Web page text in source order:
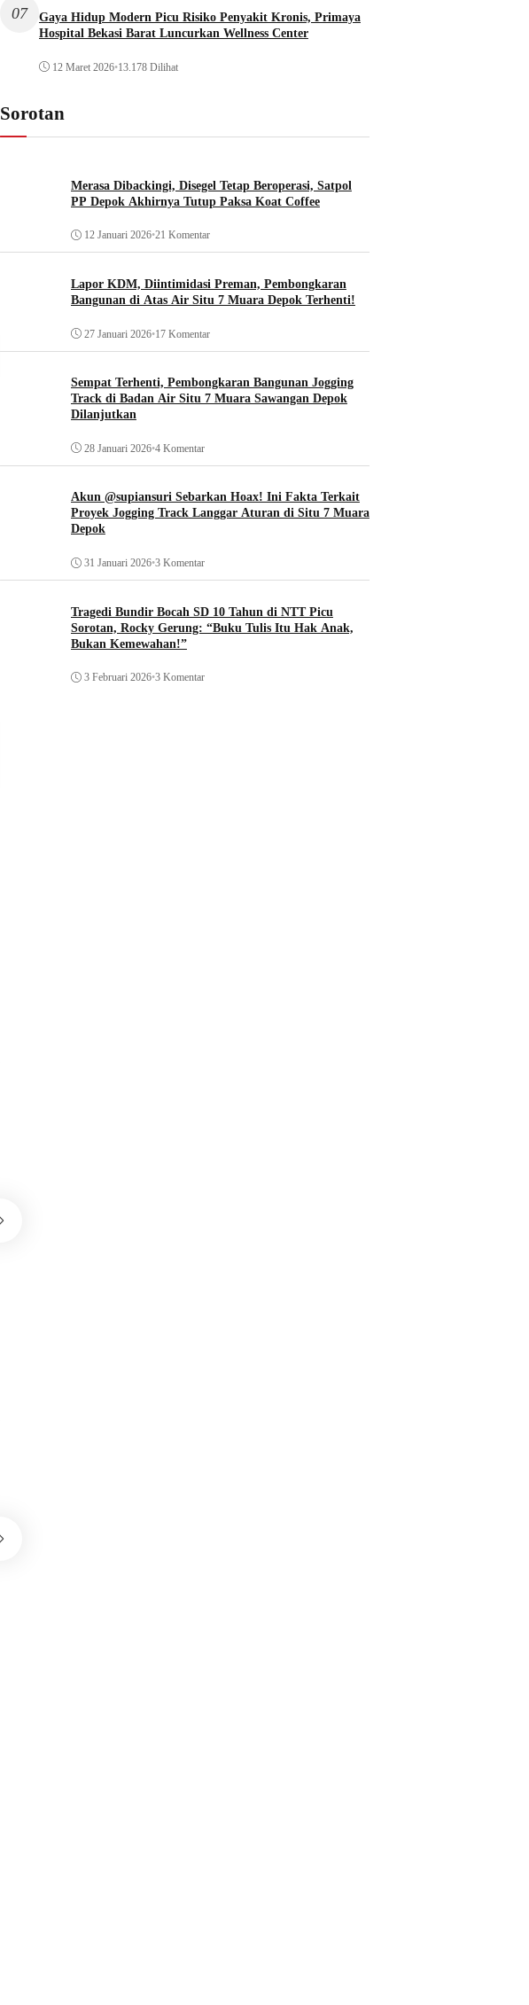
07
Gaya Hidup Modern Picu Risiko Penyakit Kronis, Primaya
Hospital Bekasi Barat Luncurkan Wellness Center
12 Maret 2026•13.178 Dilihat
Sorotan
Merasa Dibackingi, Disegel Tetap Beroperasi, Satpol
PP Depok Akhirnya Tutup Paksa Koat Coffee
12 Januari 2026•21 Komentar
Lapor KDM, Diintimidasi Preman, Pembongkaran
Bangunan di Atas Air Situ 7 Muara Depok Terhenti!
27 Januari 2026•17 Komentar
Sempat Terhenti, Pembongkaran Bangunan Jogging
Track di Badan Air Situ 7 Muara Sawangan Depok
Dilanjutkan
28 Januari 2026•4 Komentar
Akun @supiansuri Sebarkan Hoax! Ini Fakta Terkait
Proyek Jogging Track Langgar Aturan di Situ 7 Muara
Depok
31 Januari 2026•3 Komentar
Tragedi Bundir Bocah SD 10 Tahun di NTT Picu
Sorotan, Rocky Gerung: “Buku Tulis Itu Hak Anak,
Bukan Kemewahan!”
3 Februari 2026•3 Komentar